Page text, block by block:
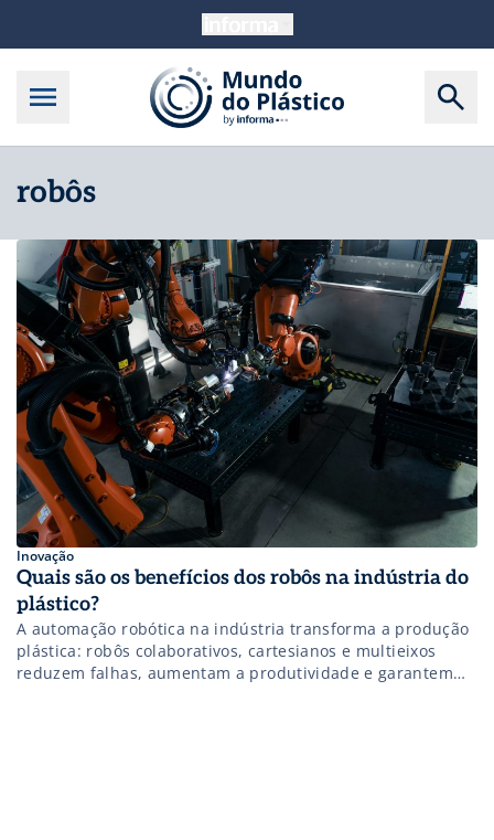
robôs
Inovação
Quais são os benefícios dos robôs na indústria do
plástico?
A automação robótica na indústria transforma a produção
plástica: robôs colaborativos, cartesianos e multieixos
reduzem falhas, aumentam a produtividade e garantem